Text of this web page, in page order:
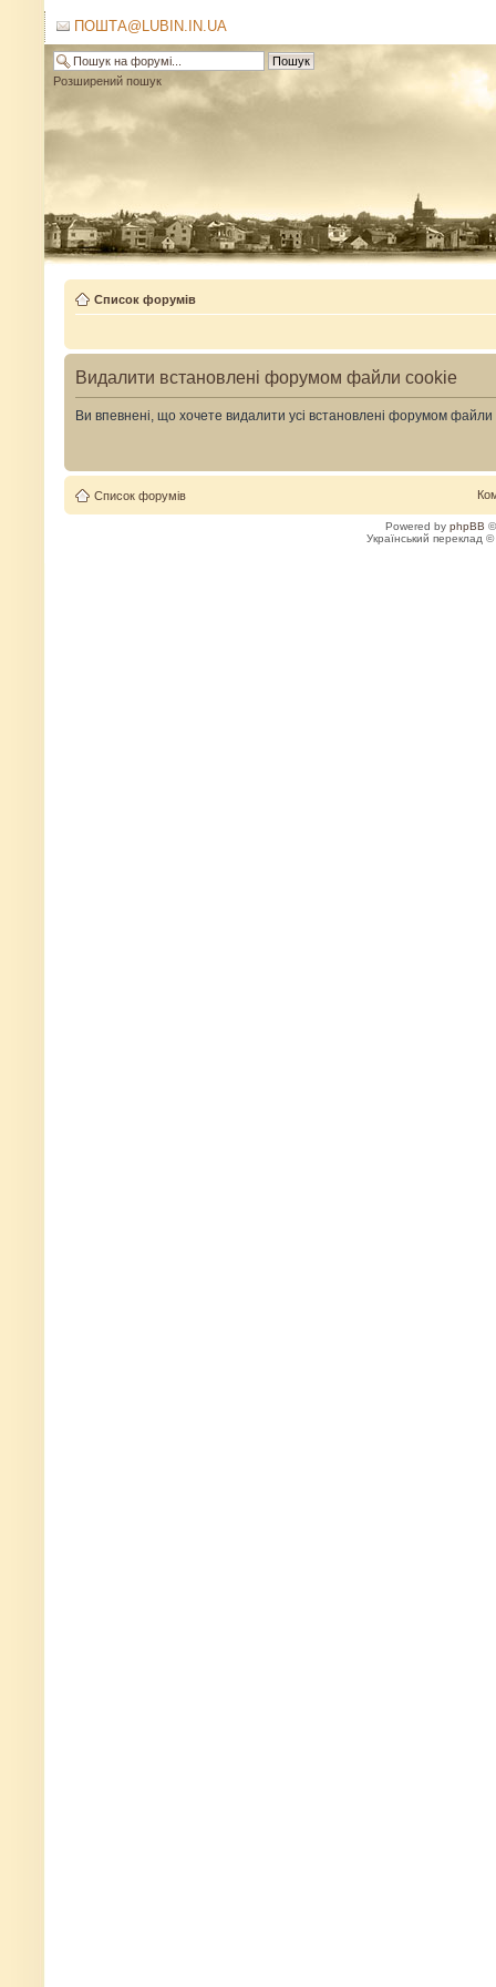
ПОШТА@LUBIN.IN.UA
Розширений пошук
Список форумів
Видалити встановлені форумом файли cookie
Ви впевнені, що хочете видалити усі встановлені форумом
Список форумів
Powered by phpBB
Український переклад